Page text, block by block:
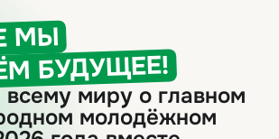
МЫ
БУДУЩЕЕ!
миру о главном
молодёжном